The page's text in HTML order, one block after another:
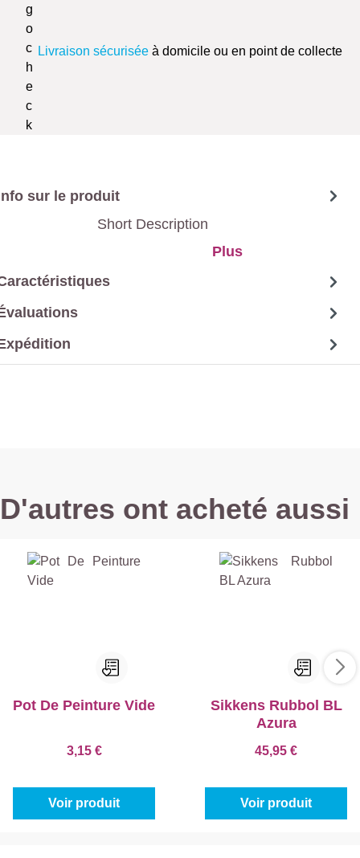
Livraison sécurisée à domicile ou en point de collecte
sur le produit
Short Description
Plus
D'autres ont acheté aussi
Pot De Peinture Vide
3,15 €
Voir produit
Sikkens Rubbol BL
Azura
45,95 €
Voir produit